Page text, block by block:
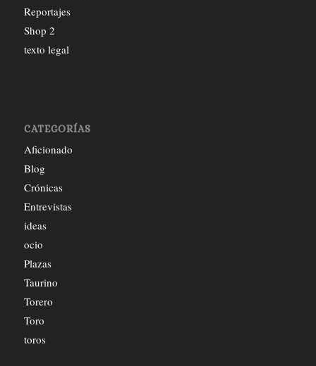
Reportajes
Shop 2
texto legal
CATEGORÍAS
Aficionado
Blog
Crónicas
Entrevistas
ideas
ocio
Plazas
Taurino
Torero
Toro
toros